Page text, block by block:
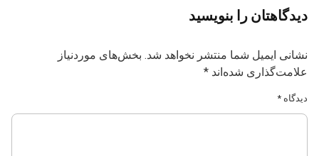
دیدگاهتان را بنویسید
نشانی ایمیل شما منتشر نخواهد شد. بخش‌های موردنیاز
علامت‌گذاری شده‌اند *
دیدگاه *